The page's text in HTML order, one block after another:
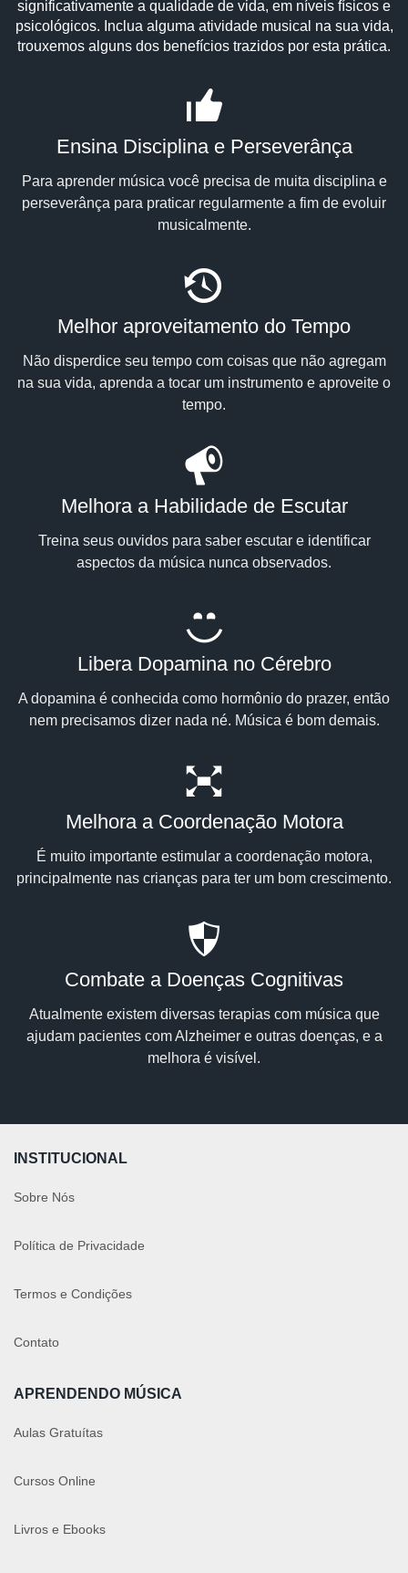
significativamente a qualidade de vida, em níveis físicos e
psicológicos. Inclua alguma atividade musical na sua vida,
trouxemos alguns dos benefícios trazidos por esta prática.
Ensina Disciplina e Perseverânça
Para aprender música você precisa de muita disciplina e
perseverânça para praticar regularmente a fim de evoluir
musicalmente.
Melhor aproveitamento do Tempo
Não disperdice seu tempo com coisas que não agregam
na sua vida, aprenda a tocar um instrumento e aproveite o
tempo.
Melhora a Habilidade de Escutar
Treina seus ouvidos para saber escutar e identificar
aspectos da música nunca observados.
Libera Dopamina no Cérebro
A dopamina é conhecida como hormônio do prazer, então
nem precisamos dizer nada né. Música é bom demais.
Melhora a Coordenação Motora
É muito importante estimular a coordenação motora,
principalmente nas crianças para ter um bom crescimento.
Combate a Doenças Cognitivas
Atualmente existem diversas terapias com música que
ajudam pacientes com Alzheimer e outras doenças, e a
melhora é visível.
INSTITUCIONAL
Sobre Nós
Política de Privacidade
Termos e Condições
Contato
APRENDENDO MÚSICA
Aulas Gratuítas
Cursos Online
Livros e Ebooks